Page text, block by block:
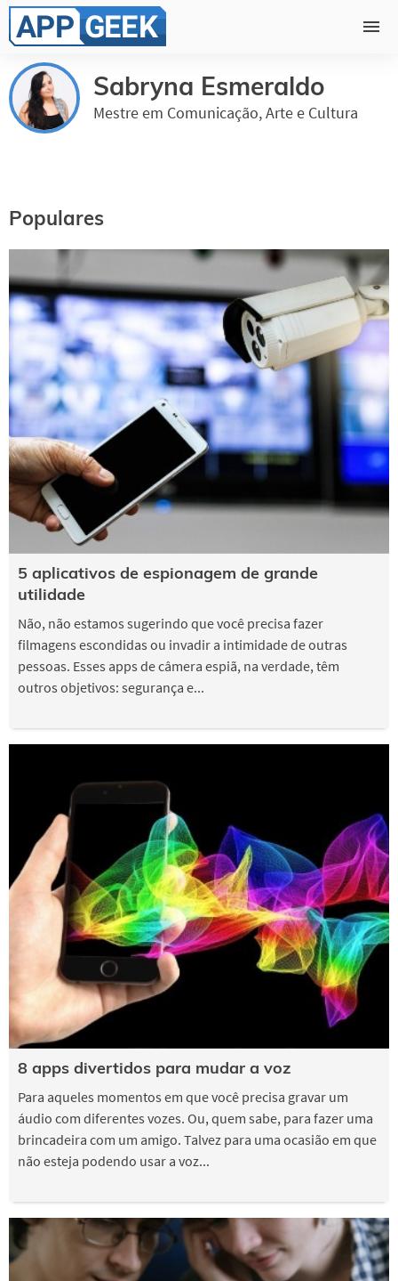
Sabryna Esmeraldo
Mestre em Comunicação, Arte e Cultura
Populares
5 aplicativos de espionagem de grande
utilidade
Não, não estamos sugerindo que você precisa fazer
filmagens escondidas ou invadir a intimidade de outras
pessoas. Esses apps de câmera espiã, na verdade, têm
outros objetivos: segurança e...
8 apps divertidos para mudar a voz
Para aqueles momentos em que você precisa gravar um
áudio com diferentes vozes. Ou, quem sabe, para fazer uma
brincadeira com um amigo. Talvez para uma ocasião em que
não esteja podendo usar a voz...